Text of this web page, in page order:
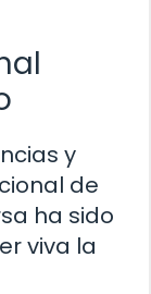
y
de
ha sido
viva la